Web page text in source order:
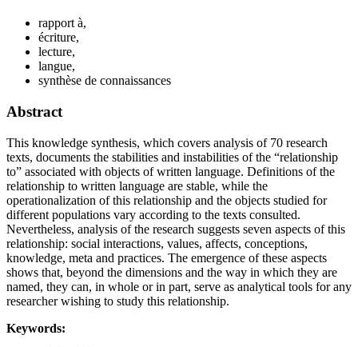
rapport à,
écriture,
lecture,
langue,
synthèse de connaissances
Abstract
This knowledge synthesis, which covers analysis of 70 research
texts, documents the stabilities and instabilities of the “relationship
to” associated with objects of written language. Definitions of the
relationship to written language are stable, while the
operationalization of this relationship and the objects studied for
different populations vary according to the texts consulted.
Nevertheless, analysis of the research suggests seven aspects of this
relationship: social interactions, values, affects, conceptions,
knowledge, meta and practices. The emergence of these aspects
shows that, beyond the dimensions and the way in which they are
named, they can, in whole or in part, serve as analytical tools for any
researcher wishing to study this relationship.
Keywords: